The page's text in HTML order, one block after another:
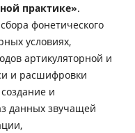
практике».
фонетического
условиях,
артикуляторной и
и расшифровки
и
данных звучащей